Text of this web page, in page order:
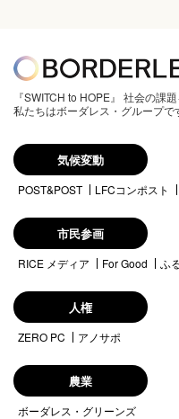
『SWITCH to HOPE』 社会の課
私たちはボーダレス・グループで
気候変動
POST&POST LFCコンポスト
市民参画
RICE メディア For Good ふ
人権
ZERO PC アノサポ
農業
ボーダレス・グリーンズ